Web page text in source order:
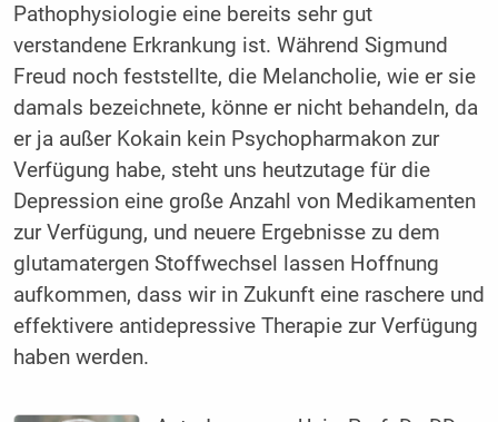
Pathophysiologie eine bereits sehr gut
verstandene Erkrankung ist. Während Sigmund
Freud noch feststellte, die Melancholie, wie er sie
damals bezeichnete, könne er nicht behandeln, da
er ja außer Kokain kein Psychopharmakon zur
Verfügung habe, steht uns heutzutage für die
Depression eine große Anzahl von Medikamenten
zur Verfügung, und neuere Ergebnisse zu dem
glutamatergen Stoffwechsel lassen Hoffnung
aufkommen, dass wir in Zukunft eine raschere und
effektivere antidepressive Therapie zur Verfügung
haben werden.